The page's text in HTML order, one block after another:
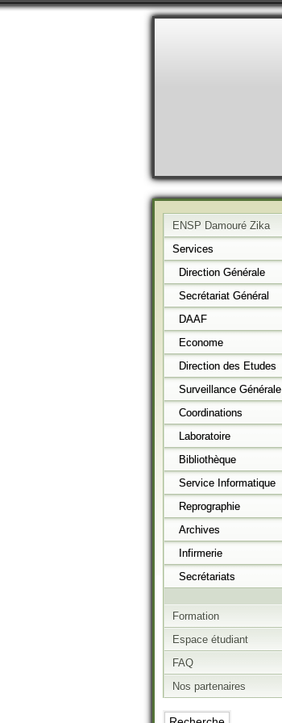
ENSP Damouré Zika
Services
Direction Générale
Secrétariat Général
DAAF
Econome
Direction des Etudes
Surveillance Générale
Coordinations
Laboratoire
Bibliothèque
Service Informatique
Reprographie
Archives
Infirmerie
Secrétariats
Formation
Espace étudiant
FAQ
Nos partenaires